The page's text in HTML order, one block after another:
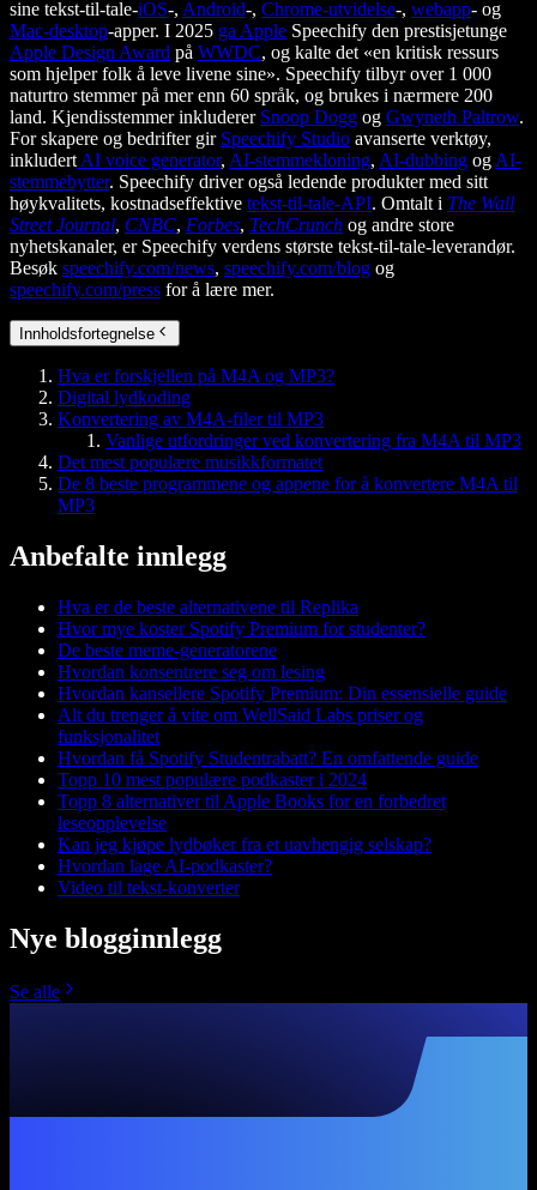
sine tekst-til-tale-iOS-, Android-, Chrome-utvidelse-, webapp- og
Mac-desktop-apper. I 2025 ga Apple Speechify den prestisjetunge
Apple Design Award på WWDC, og kalte det «en kritisk ressurs
som hjelper folk å leve livene sine». Speechify tilbyr over 1 000
naturtro stemmer på mer enn 60 språk, og brukes i nærmere 200
land. Kjendisstemmer inkluderer Snoop Dogg og Gwyneth Paltrow.
For skapere og bedrifter gir Speechify Studio avanserte verktøy,
inkludert AI voice generator, AI-stemmekloning, AI-dubbing og AI-
stemmebytter. Speechify driver også ledende produkter med sitt
høykvalitets, kostnadseffektive tekst-til-tale-API. Omtalt i The Wall
Street Journal, CNBC, Forbes, TechCrunch og andre store
nyhetskanaler, er Speechify verdens største tekst-til-tale-leverandør.
Besøk speechify.com/news, speechify.com/blog og
speechify.com/press for å lære mer.
Innholdsfortegnelse
Hva er forskjellen på M4A og MP3?
Digital lydkoding
Konvertering av M4A-filer til MP3
Vanlige utfordringer ved konvertering fra M4A til MP3
Det mest populære musikkformatet
De 8 beste programmene og appene for å konvertere M4A til
MP3
Anbefalte innlegg
Hva er de beste alternativene til Replika
Hvor mye koster Spotify Premium for studenter?
De beste meme-generatorene
Hvordan konsentrere seg om lesing
Hvordan kansellere Spotify Premium: Din essensielle guide
Alt du trenger å vite om WellSaid Labs priser og
funksjonalitet
Hvordan få Spotify Studentrabatt? En omfattende guide
Topp 10 mest populære podkaster i 2024
Topp 8 alternativer til Apple Books for en forbedret
leseopplevelse
Kan jeg kjøpe lydbøker fra et uavhengig selskap?
Hvordan lage AI-podkaster?
Video til tekst-konverter
Nye blogginnlegg
Se alle